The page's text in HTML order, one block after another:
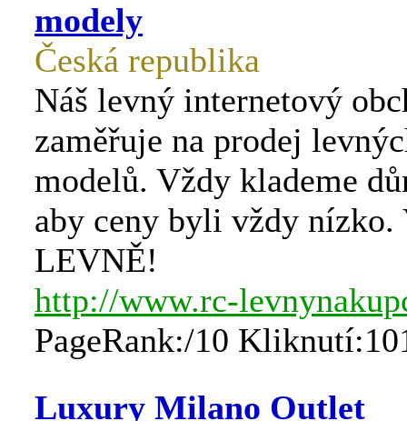
modely
Česká republika
Náš levný internetový
zaměřuje na prodej
modelů. Vždy klademe
aby ceny byli vždy nízko.
LEVNĚ!
http://www.rc-
PageRank:/10
Luxury Milano Outlet